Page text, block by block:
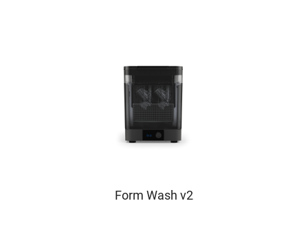
Form Wash v2